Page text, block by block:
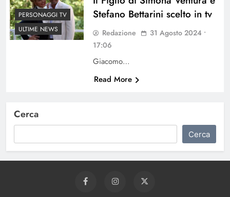
PERSONAGGI TV
ULTIME NEWS
Stefano Bettarini scelto in tv
Redazione
31 Agosto 2024 •
17:06
Giacomo…
Read More
Cerca
Cerca